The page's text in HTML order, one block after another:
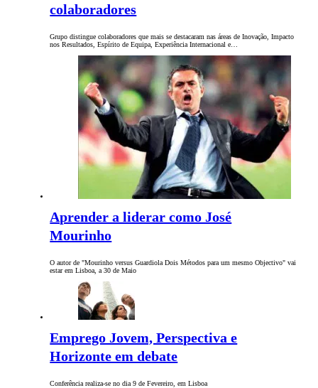
colaboradores
Grupo distingue colaboradores que mais se destacaram nas áreas de Inovação, Impacto
nos Resultados, Espírito de Equipa, Experiência Internacional e…
Aprender a liderar como José
Mourinho
O autor de "Mourinho versus Guardiola Dois Métodos para um mesmo Objectivo" vai
estar em Lisboa, a 30 de Maio
Emprego Jovem, Perspectiva e
Horizonte em debate
Conferência realiza-se no dia 9 de Fevereiro, em Lisboa